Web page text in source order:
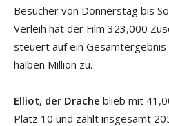
Besucher von Donnerstag bis
Verleih hat der Film 323,000
steuert auf ein
halben Million zu.
Elliot, der Drache blieb mit
Platz 10 und zählt insgesamt